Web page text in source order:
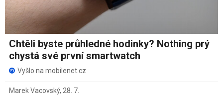
Chtěli byste průhledné hodinky? Nothing prý
chystá své první smartwatch
Vyšlo na mobilenet.cz
Marek Vacovský, 28. 7.